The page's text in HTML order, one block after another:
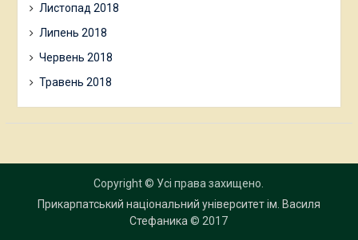
Листопад 2018
Липень 2018
Червень 2018
Травень 2018
Copyright © Усі права захищено.
Прикарпатський національний університет ім. Василя
Стефаника © 2017